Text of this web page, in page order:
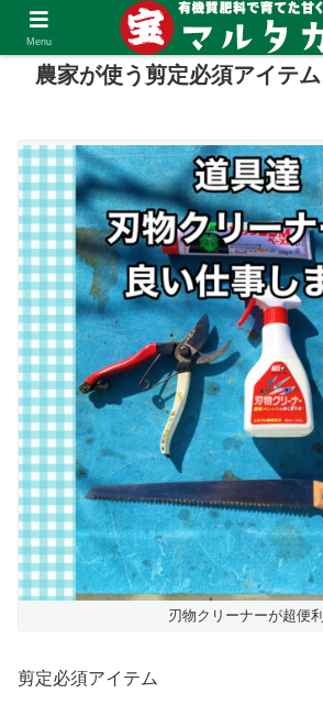
農家が使う剪定必須アイテム
刃物クリーナーが超便利
剪定必須アイテム
Menu